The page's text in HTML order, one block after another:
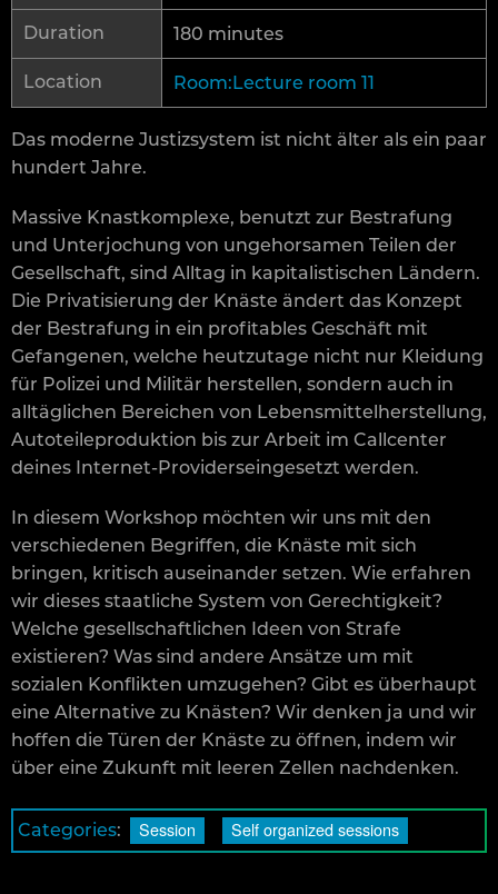
Duration 180 minutes
Location Room:Lecture room 11
Das moderne Justizsystem ist nicht älter als ein paar
hundert Jahre.
Massive Knastkomplexe, benutzt zur Bestrafung
und Unterjochung von ungehorsamen Teilen der
Gesellschaft, sind Alltag in kapitalistischen Ländern.
Die Privatisierung der Knäste ändert das Konzept
der Bestrafung in ein profitables Geschäft mit
Gefangenen, welche heutzutage nicht nur Kleidung
für Polizei und Militär herstellen, sondern auch in
alltäglichen Bereichen von Lebensmittelherstellung,
Autoteileproduktion bis zur Arbeit im Callcenter
deines Internet-Providerseingesetzt werden.
In diesem Workshop möchten wir uns mit den
verschiedenen Begriffen, die Knäste mit sich
bringen, kritisch auseinander setzen. Wie erfahren
wir dieses staatliche System von Gerechtigkeit?
Welche gesellschaftlichen Ideen von Strafe
existieren? Was sind andere Ansätze um mit
sozialen Konflikten umzugehen? Gibt es überhaupt
eine Alternative zu Knästen? Wir denken ja und wir
hoffen die Türen der Knäste zu öffnen, indem wir
über eine Zukunft mit leeren Zellen nachdenken.
Categories: Session Self organized sessions